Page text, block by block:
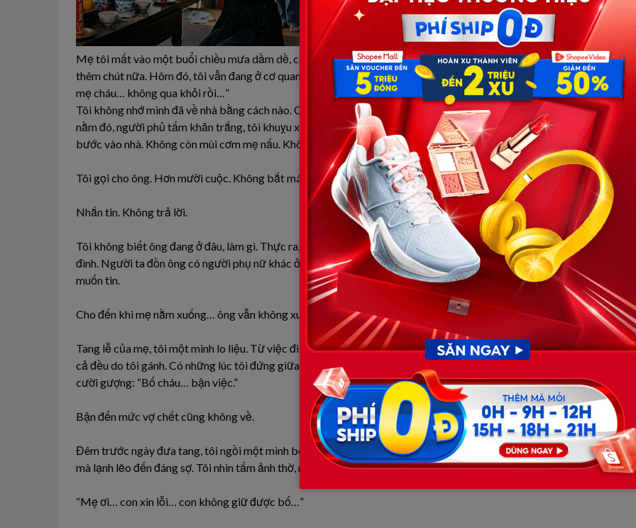
Mẹ tôi mất vào một buổi chiều mưa dầm dề, cái kiểu mưa dai dẳng như cố giữ người ta lại với trần gian
thêm chút nữa. Hôm đó, tôi vẫn đang ở cơ quan thì nhận được cuộc gọi từ hàng xóm: “Về nhanh đi cháu ơi…
mẹ cháu… không qua khỏi rồi…”
Tôi không nhớ mình đã về nhà bằng cách nào. Chỉ nhớ khi mở cổng, nhìn thấy chiếc chiếu trải giữa nhà, mẹ
nằm đó, người phủ tấm khăn trắng, tôi khuỵu xuống ngay tại chỗ. Không còn tiếng gọi “con ơi” mỗi khi tôi
bước vào nhà. Không còn mùi cơm mẹ nấu. Không còn ai chờ tôi mỗi tối.
Tôi gọi cho ông. Hơn mười cuộc. Không bắt máy.
Nhắn tin. Không trả lời.
Tôi không biết ông đang ở đâu, làm gì. Thực ra, đã hơn một năm trước đó, ông gần như biến mất khỏi gia
đình. Người ta đồn ông có người phụ nữ khác ở tận đâu đó, nhưng tôi chưa từng tận mắt thấy, cũng không
muốn tin.
Cho đến khi mẹ nằm xuống… ông vẫn không xuất hiện.
Tang lễ của mẹ, tôi một mình lo liệu. Từ việc đi mua áo quan, liên hệ nhà tang lễ, gọi họ hàng, tiếp khách… tất
cả đều do tôi gánh. Có những lúc tôi đứng giữa đám đông, nghe người ta hỏi: “Bố cháu đâu?”, tôi chỉ biết
cười gượng: “Bố cháu… bận việc.”
Bận đến mức vợ chết cũng không về.
Đêm trước ngày đưa tang, tôi ngồi một mình bên linh cữu của mẹ. Khói hương nghi ngút. Căn nhà chật chội
mà lạnh lẽo đến đáng sợ. Tôi nhìn tấm ảnh thờ, nước mắt chảy không ngừng.
“Mẹ ơi… con xin lỗi… con không giữ được bố…”